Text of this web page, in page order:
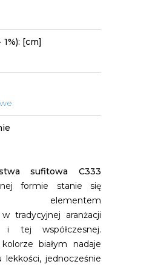
1%): [cm]
sufitowa C333
formie stanie się
elementem
tradycyjnej aranżacji
tej współczesnej.
białym nadaje
lekkości, jednocześnie